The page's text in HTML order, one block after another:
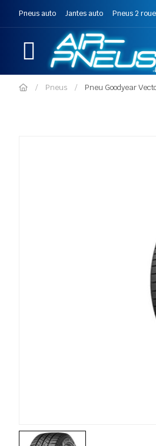
Pneus auto Jantes auto Pneus 2
Pneus Pneu Goodyear